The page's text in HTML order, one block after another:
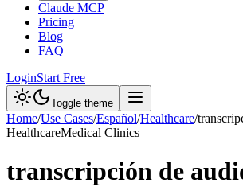
Claude MCP
Pricing
Blog
FAQ
LoginStart Free
Toggle theme
Home/Use Cases/Español/Healthcare/
HealthcareMedical Clinics
transcripción de